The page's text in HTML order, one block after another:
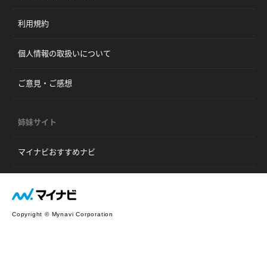
利用規約
個人情報の取扱いについて
ご意見・ご感想
姉妹サイト
マイナビおすすめナビ
Copyright © Mynavi Corporation